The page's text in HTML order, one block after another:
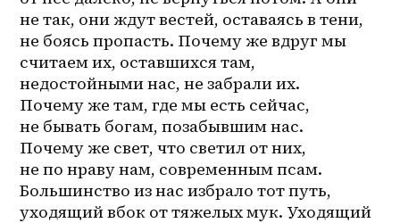
не так, они ждут вестей, оставаясь в тени,
не боясь пропасть. Почему же вдруг мы
считаем их, оставшихся там,
недостойными нас, не забрали их.
Почему же там, где мы есть сейчас,
не бывать богам, позабывшим нас.
Почему же свет, что светил от них,
не по нраву нам, современным псам.
Большинство из нас избрало тот путь,
уходящий вбок от тяжелых мук. Уходящий